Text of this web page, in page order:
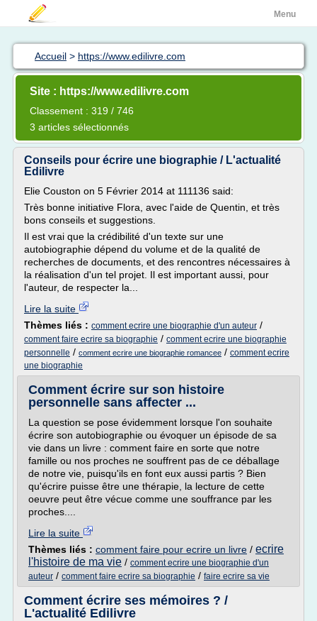
Menu
Accueil > https://www.edilivre.com
Site : https://www.edilivre.com
Classement : 319 / 746
3 articles sélectionnés
Conseils pour écrire une biographie / L'actualité
Edilivre
Elie Couston on 5 Février 2014 at 111136 said:
Très bonne initiative Flora, avec l'aide de Quentin, et très
bons conseils et suggestions.
Il est vrai que la crédibilité d'un texte sur une
autobiographie dépend du volume et de la qualité de
recherches de documents, et des rencontres nécessaires à
la réalisation d'un tel projet. Il est important aussi, pour
l'auteur, de respecter la...
Lire la suite
Thèmes liés : comment ecrire une biographie d'un auteur /
comment faire ecrire sa biographie / comment ecrire une biographie
personnelle / comment ecrire une biographie romancee / comment ecrire
une biographie
Comment écrire sur son histoire
personnelle sans affecter ...
La question se pose évidemment lorsque l'on souhaite
écrire son autobiographie ou évoquer un épisode de sa
vie dans un livre : comment faire en sorte que notre
famille ou nos proches ne souffrent pas de ce déballage
de notre vie, puisqu'ils en font eux aussi partis ? Bien
qu'écrire puisse être une thérapie, la lecture de cette
oeuvre peut être vécue comme une souffrance par les
proches....
Lire la suite
Thèmes liés : comment faire pour ecrire un livre / ecrire
l'histoire de ma vie / comment ecrire une biographie d'un
auteur / comment faire ecrire sa biographie / faire ecrire sa vie
Comment écrire ses mémoires ? /
L'actualité Edilivre